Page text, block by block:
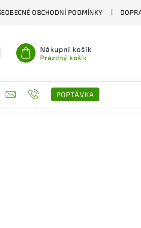
OBCHODNÍ PODMÍNKY
Nákupní košík
Prázdný košík
KONTAKTY POPTÁVKA